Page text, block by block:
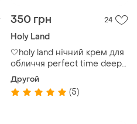
350 грн 24
Holy Land
🤍holy land нічний крем для
обличчя perfect time deep
acting night
Другой
(5)